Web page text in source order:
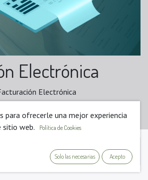
Electrónica
Electrónica
Más información
para ofrecerle una mejor experiencia
sitio web.
Política de Cookies
Solo las necesarias Acepto